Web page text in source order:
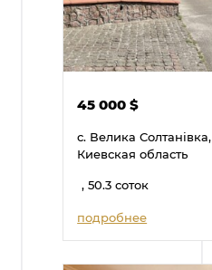
45 000$
с. Велика Солтанівка,
Киевская область
, 50.3 соток
подробнее